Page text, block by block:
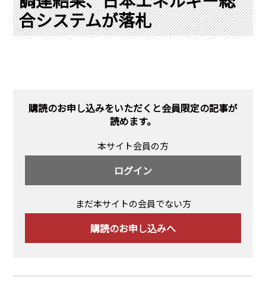
Q & A
会社概要
お問い合わせ
English Website
瑞姆亜太能源諮問(北京)
Rim Energy Media(韓国語)
合システムが落札
購読のお申し込みをいただくと会員限定の記事が
読めます。
本サイト会員の方
ログイン
まだ本サイトの会員でない方
購読のお申し込みへ